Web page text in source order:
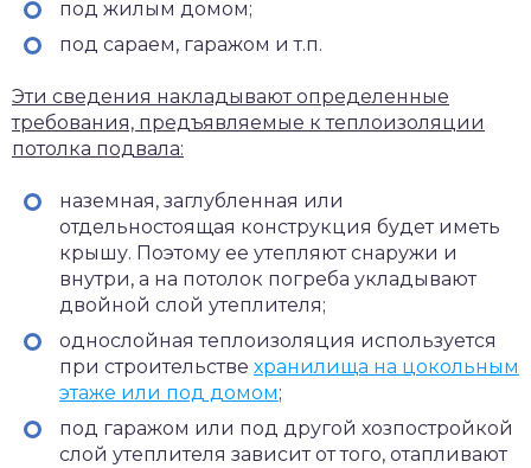
под жилым домом;
под сараем, гаражом и т.п.
Эти сведения накладывают определенные
требования, предъявляемые к теплоизоляции
потолка подвала:
наземная, заглубленная или
отдельностоящая конструкция будет иметь
крышу. Поэтому ее утепляют снаружи и
внутри, а на потолок погреба укладывают
двойной слой утеплителя;
однослойная теплоизоляция используется
при строительстве хранилища на цокольным
этаже или под домом;
под гаражом или под другой хозпостройкой
слой утеплителя зависит от того, отапливают